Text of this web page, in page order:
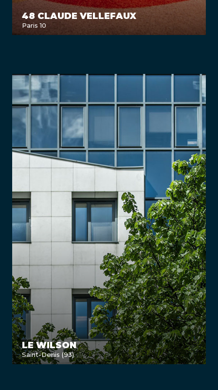
48 CLAUDE VELLEFAUX
Paris 10
LE WILSON
Saint-Denis (93)